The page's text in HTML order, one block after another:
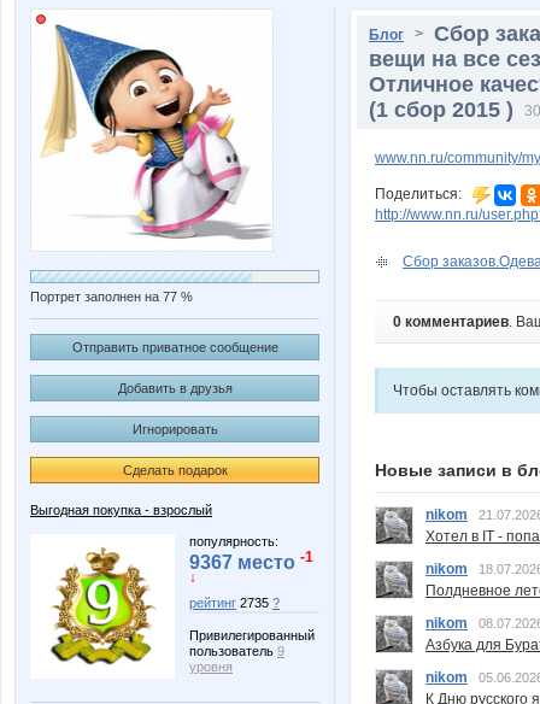
Портрет заполнен на 77 %
Отправить приватное сообщение
Добавить в друзья
Игнорировать
Сделать подарок
Выгодная покупка - взрослый
популярность:
9367 место -1
↓
рейтинг 2735 ?
Привилегированный
пользователь 9
уровня
Блог > Сбор
вещи на все
Отличное
(1 сбор 2015 )
www.nn.ru/community/
Поделиться:
http://www.nn.ru/
Сбор
0 комментариев.
Чтобы оставлять
Новые записи в
nikom
Хотел в IT -
nikom
Полдневное
nikom
Азбука для
nikom
К Дню русского